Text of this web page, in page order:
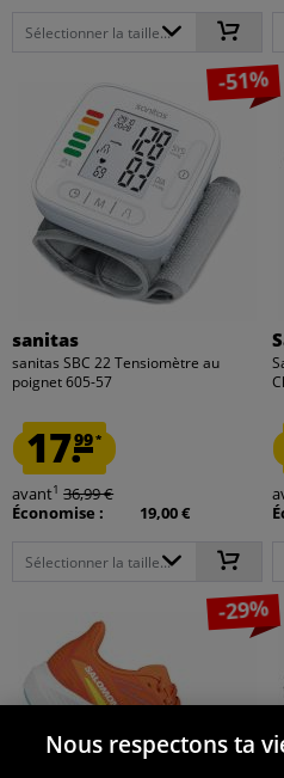
Sélectionner la taille...
-51%
sanitas
sanitas SBC 22 Tensiomètre au
poignet 605-57
17.99*
avant1 36,99 €
Économise :
19,00 €
Sélectionner la taille...
-29%
Nous respectons ta